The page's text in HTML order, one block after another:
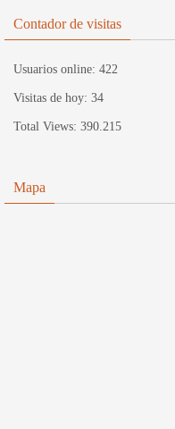
Contador de visitas
Usuarios online: 422
Visitas de hoy: 34
Total Views: 390.215
Mapa